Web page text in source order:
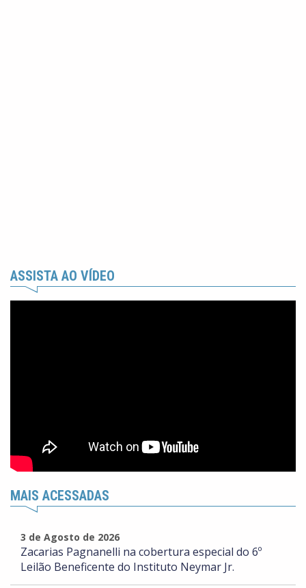
ASSISTA AO VÍDEO
MAIS ACESSADAS
3 de Agosto de 2026
Zacarias Pagnanelli na cobertura especial do 6º
Leilão Beneficente do Instituto Neymar Jr.